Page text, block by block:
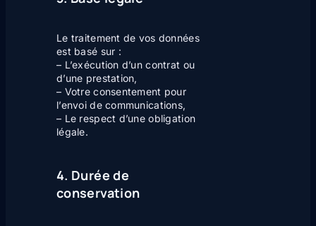
Le traitement de vos données
est basé sur :
– L’exécution d’un contrat ou
d’une prestation,
– Votre consentement pour
l’envoi de communications,
– Le respect d’une obligation
légale.
4. Durée de
conservation